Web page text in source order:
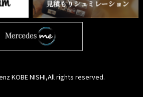
KOBE NISHI,All rights reserved.